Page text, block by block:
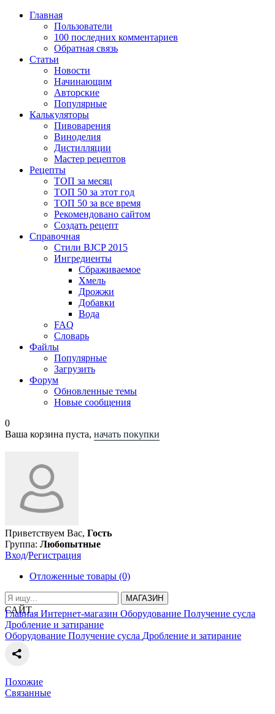
Главная
Пользователи
100 последних комментариев
Обратная связь
Статьи
Новости
Начинающим
Авторские
Популярные
Калькуляторы
Пивоварения
Виноделия
Дистилляции
Мастер рецептов
Рецепты
ТОП за месяц
ТОП 50 за этот год
ТОП 50 за все время
Рекомендовано сайтом
Создать рецепт
Справочная
Стили BJCP 2015
Ингредиенты
Сбраживаемое
Хмель
Дрожжи
Добавки
Вода
FAQ
Словарь
Файлы
Популярные
Загрузить
Форум
Обновленные темы
Новые сообщения
0
Ваша корзина пуста, начать покупки
Приветствуем Вас, Гость
Группа: Любопытные
Вход/Регистрация
Отложенные товары (0)
МАГАЗИН
САЙТ
Главная Интернет-магазин Оборудование Получение сусла
Дробление и затирание
Оборудование Получение сусла Дробление и затирание
Похожие
Связанные